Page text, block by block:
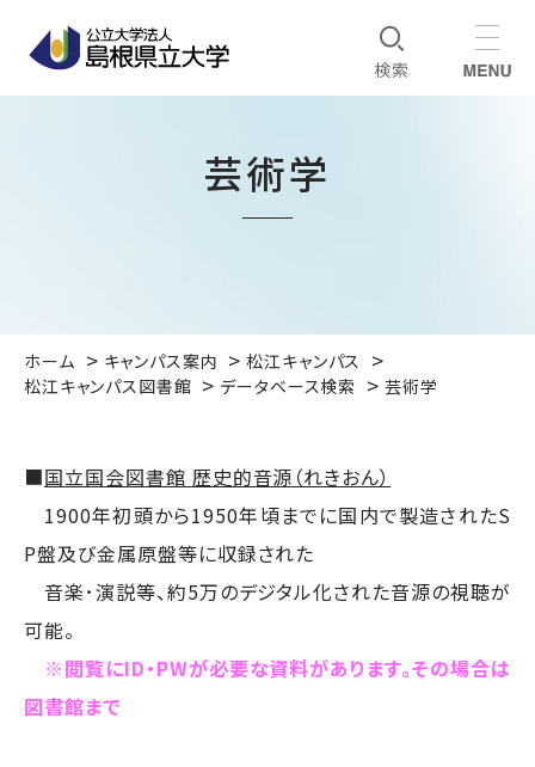
芸術学
ホーム キャンパス案内
松江キャンパス
松江キャンパス図書館
データベース検索 芸術学
■国立国会図書館 歴史的音源（れきおん）
1900年初頭から1950年頃までに国内で製造されたS
P盤及び金属原盤等に収録された
音楽･演説等、約5万のデジタル化された音源の視聴が
可能。
※閲覧にID・PWが必要な資料があります。その場合は
図書館まで